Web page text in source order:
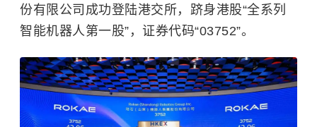
份有限公司成功登陆港交所，跻身港股“全系列
智能机器人第一股”，证券代码“03752”。